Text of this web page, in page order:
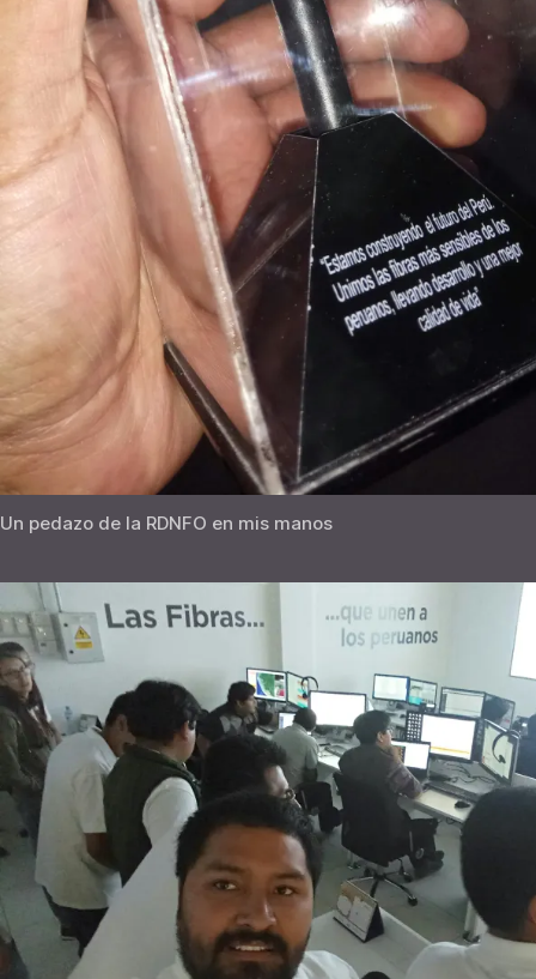
Un pedazo de la RDNFO en mis manos